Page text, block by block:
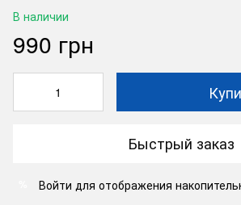
В наличии
990 грн
Быстрый заказ
Войти для отображения